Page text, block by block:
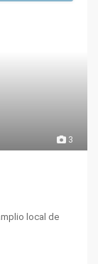
3
local de